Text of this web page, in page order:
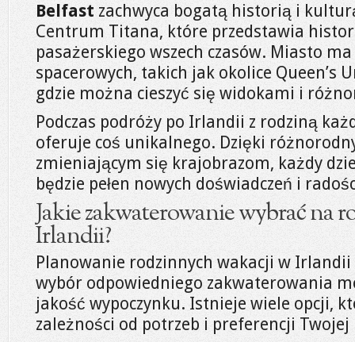
Belfast zachwyca bogatą historią i
Centrum Titana, które przedstawia
pasażerskiego wszech czasów. Miasto
spacerowych, takich jak okolice Queen’s
gdzie można cieszyć się widokami i
Podczas podróży po Irlandii z rodziną
oferuje coś unikalnego. Dzięki
zmieniającym się krajobrazom, każdy
będzie pełen nowych doświadczeń i
Jakie zakwaterowanie wybrać na
Irlandii?
Planowanie rodzinnych wakacji w Irlandii
wybór odpowiedniego zakwaterowania
jakość wypoczynku. Istnieje wiele opcji,
zależności od potrzeb i preferencji Twojej